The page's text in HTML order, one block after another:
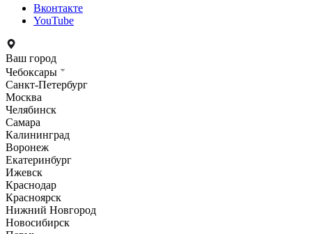
Вконтакте
YouTube
Ваш город
Чебоксары
Санкт-Петербург
Москва
Челябинск
Самара
Калининград
Воронеж
Екатеринбург
Ижевск
Краснодар
Красноярск
Нижний Новгород
Новосибирск